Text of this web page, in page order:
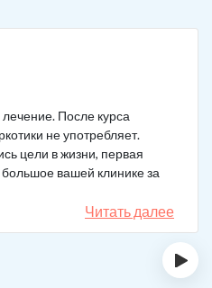
После курса
не употребляет.
цели в жизни, первая
вашей клинике за
Читать далее
›